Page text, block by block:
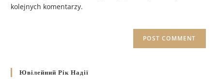
kolejnych komentarzy.
Ювілейний Рік Надії